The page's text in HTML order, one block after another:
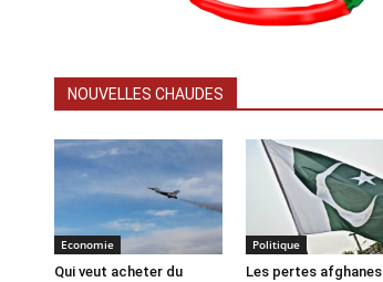
NOUVELLES CHAUDES
Economie
Qui veut acheter du
Politique
Les pertes afghanes